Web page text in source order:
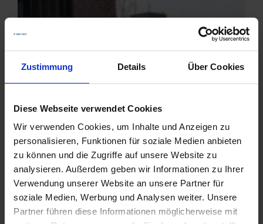
Zustimmung Details Über Cookies
Diese Webseite verwendet Cookies
Wir verwenden Cookies, um Inhalte und Anzeigen zu
personalisieren, Funktionen für soziale Medien anbieten
zu können und die Zugriffe auf unsere Website zu
analysieren. Außerdem geben wir Informationen zu Ihrer
Verwendung unserer Website an unsere Partner für
soziale Medien, Werbung und Analysen weiter. Unsere
Partner führen diese Informationen möglicherweise mit